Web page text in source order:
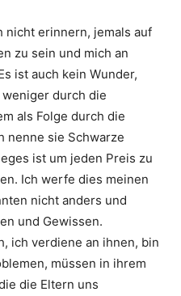
nicht erinnern, jemals auf
zu sein und mich an
ist auch kein Wunder,
durch die
als Folge durch die
nenne sie Schwarze
ist um jeden Preis zu
Ich werfe dies meinen
nicht anders und
und Gewissen.
ich verdiene an ihnen, bin
müssen in ihrem
die Eltern uns